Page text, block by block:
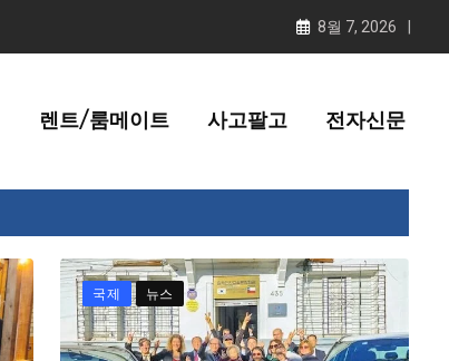
8월 7, 2026
렌트/룸메이트 사고팔고 전자신문
국제 뉴스